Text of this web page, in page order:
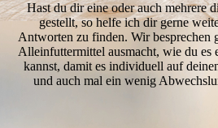
Hast du dir eine oder auch mehrere
gestellt, so helfe ich dir gerne
Antworten zu finden. Wir besprechen
Alleinfuttermittel ausmacht, wie du es
kannst, damit es individuell auf
und auch mal ein wenig